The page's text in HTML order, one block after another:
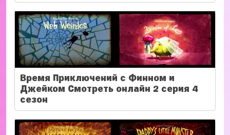
Время Приключений с Финном и
Джейком Смотреть онлайн 2 серия 4
сезон